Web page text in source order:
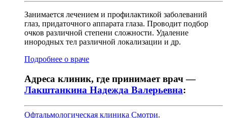
Занимается лечением и профилактикой заболеваний
глаз, придаточного аппарата глаза. Проводит подбор
очков различной степени сложности. Удаление
инородных тел различной локализации и др.
Подробнее о враче
Адреса клиник, где принимает врач —
Лакштанкина Надежда Валерьевна:
Офтальмологическая клиника Смотри.